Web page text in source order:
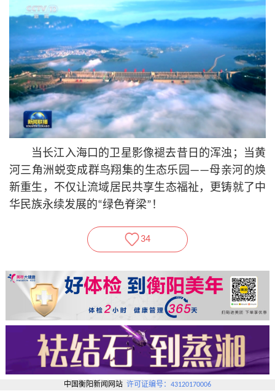
当长江入海口的卫星影像褪去昔日的浑浊；当黄
河三角洲蜕变成群鸟翔集的生态乐园——母亲河的焕
新重生，不仅让流域居民共享生态福祉，更铸就了中
华民族永续发展的“绿色脊梁”！
34
中国衡阳新闻网站 许可证编号：43120170006